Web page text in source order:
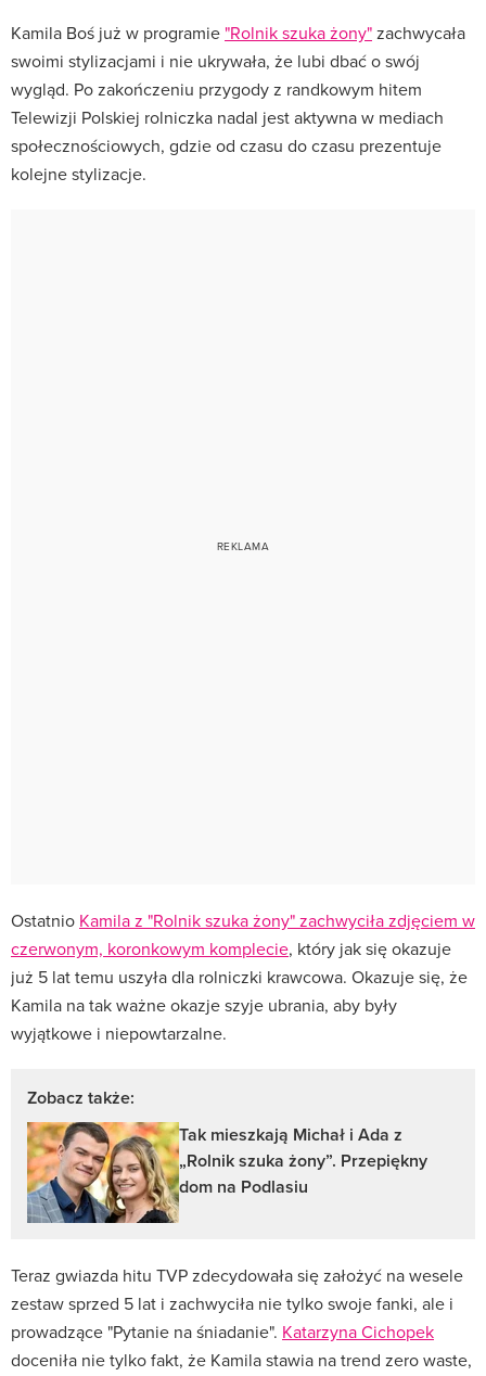
Kamila Boś już w programie "Rolnik szuka żony"zachwycała
swoimi stylizacjami i nie ukrywała, że lubi dbać o swój
wygląd. Po zakończeniu przygody z randkowym hitem
Telewizji Polskiej rolniczka nadal jest aktywna w mediach
społecznościowych, gdzie od czasu do czasu prezentuje
kolejne stylizacje.
Ostatnio Kamila z "Rolnik szuka żony" zachwyciła zdjęciem w
czerwonym, koronkowym komplecie, który jak się okazuje
już 5 lat temu uszyła dla rolniczki krawcowa. Okazuje się, że
Kamila na tak ważne okazje szyje ubrania, aby były
wyjątkowe i niepowtarzalne.
Zobacz także:
Tak mieszkają Michał i Ada z
„Rolnik szuka żony”. Przepiękny
dom na Podlasiu
Teraz gwiazda hitu TVP zdecydowała się założyć na wesele
zestaw sprzed 5 lat i zachwyciła nie tylko swoje fanki, ale i
prowadzące "Pytanie na śniadanie". Katarzyna Cichopek
doceniła nie tylko fakt, że Kamila stawia na trend zero waste,